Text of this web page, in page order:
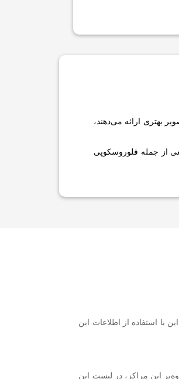
بهتری ارائه می‌دهند،
از جمله فلوروسکوپی
با استفاده از اطلاعات این
این مراکز، در لیست این